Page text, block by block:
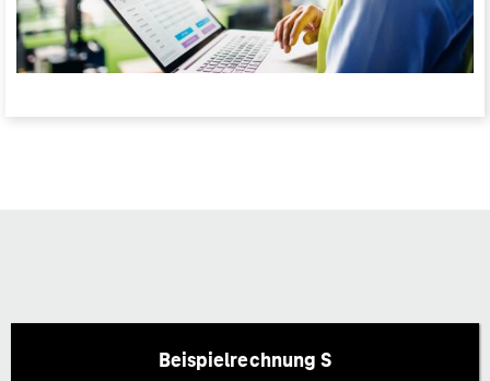
Beispielrechnung S